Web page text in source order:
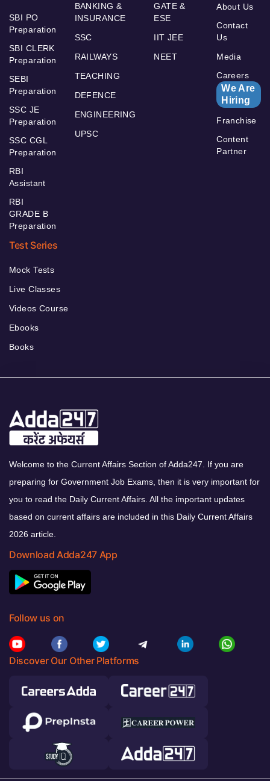
SBI PO
Preparation
SBI CLERK
Preparation
SEBI
Preparation
SSC JE
Preparation
SSC CGL
Preparation
RBI
Assistant
RBI
GRADE B
Preparation
BANKING &
INSURANCE
SSC
RAILWAYS
TEACHING
DEFENCE
ENGINEERING
UPSC
GATE &
ESE
IIT JEE
NEET
About Us
Contact
Us
Media
Careers
We Are
Hiring
Franchise
Content
Partner
Test Series
Mock Tests
Live Classes
Videos Course
Ebooks
Books
Welcome to the Current Affairs Section of Adda247. If you are
preparing for Government Job Exams, then it is very important for
you to read the Daily Current Affairs. All the important updates
based on current affairs are included in this Daily Current Affairs
2026 article.
Download Adda247 App
Follow us on
Discover Our Other Platforms